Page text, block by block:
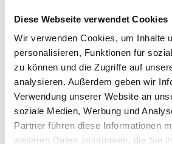
Diese Webseite verwendet Cookies
Wir verwenden Cookies, um Inhalte
personalisieren, Funktionen für
zu können und die Zugriffe auf
analysieren. Außerdem geben wir
Verwendung unserer Website an
soziale Medien, Werbung und
Partner führen diese Informationen
weiteren Daten zusammen, die Sie
Musik
Alicia Cristobal
Haare & Make-Up
Pilar Barbat
Produktionsleitung
Cristina Moñivar
Produktionsleitung
Rodrigo Espinel
Produzent
Pilar Benito
Executive Producer
Susana Irribarren